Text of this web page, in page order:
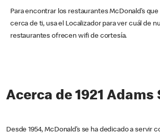
Para encontrar los restaurantes McDonald’s
cerca de ti, usa el Localizador para ver cuál de
restaurantes ofrecen wifi de cortesía.
Acerca de 1921 Adams
Desde 1954, McDonald’s se ha dedicado a servir